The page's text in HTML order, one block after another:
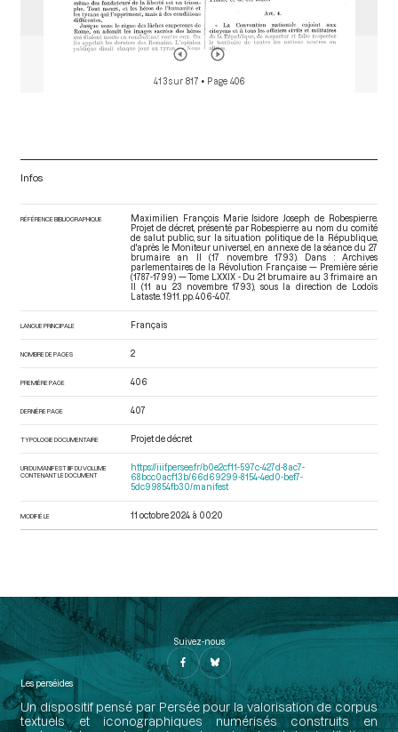
413 sur 817 • Page 406
Infos
RÉFÉRENCE BIBLIOGRAPHIQUE
Maximilien François Marie Isidore Joseph de Robespierre.
Projet de décret, présenté par Robespierre au nom du comité
de salut public, sur la situation politique de la République,
d'après le Moniteur universel, en annexe de la séance du 27
brumaire an II (17 novembre 1793). Dans : Archives
parlementaires de la Révolution Française — Première série
(1787-1799) — Tome LXXIX - Du 21 brumaire au 3 frimaire an
II (11 au 23 novembre 1793) , sous la direction de Lodoïs
Lataste. 1911. pp. 406-407.
LANGUE PRINCIPALE Français
NOMBRE DE PAGES 2
PREMIÈRE PAGE 406
DERNIÈRE PAGE 407
TYPOLOGIE DOCUMENTAIRE Projet de décret
URI DU MANIFEST IIIF DU VOLUME
CONTENANT LE DOCUMENT
https://iiif.persee.fr/b0e2cf11-597c-427d-8ac7-
68bcc0acf13b/66d69299-8154-4ed0-bef7-
5dc99854fb30/manifest
MODIFIÉ LE 11 octobre 2024 à 00:20
Suivez-nous
Les perséides
Un dispositif pensé par Persée pour la valorisation de corpus
textuels et iconographiques numérisés construits en